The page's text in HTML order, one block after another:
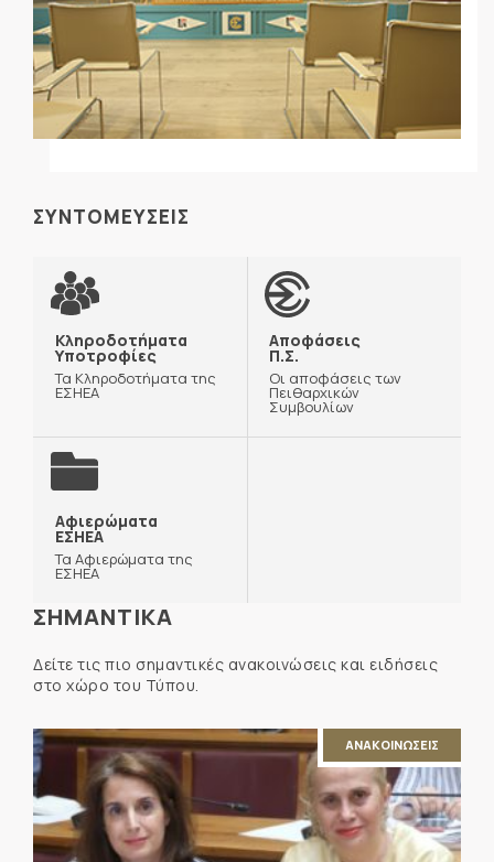
ΣΥΝΤΟΜΕΥΣΕΙΣ
Κληροδοτήματα
Υποτροφίες
Τα Κληροδοτήματα της
ΕΣΗΕΑ
Αποφάσεις
Π.Σ.
Οι αποφάσεις των
Πειθαρχικών
Συμβουλίων
Αφιερώματα
ΕΣΗΕΑ
Τα Αφιερώματα της
ΕΣΗΕΑ
ΣΗΜΑΝΤΙΚΑ
Δείτε τις πιο σημαντικές ανακοινώσεις και ειδήσεις
στο χώρο του Τύπου.
ΑΝΑΚΟΙΝΩΣΕΙΣ